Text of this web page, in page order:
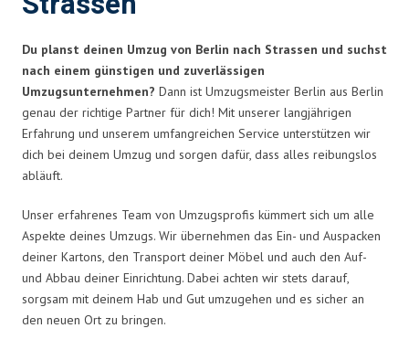
Du planst deinen Umzug von Berlin nach Strassen und suchst
nach einem günstigen und zuverlässigen
Umzugsunternehmen? Dann ist Umzugsmeister Berlin aus Berlin
genau der richtige Partner für dich! Mit unserer langjährigen
Erfahrung und unserem umfangreichen Service unterstützen wir
dich bei deinem Umzug und sorgen dafür, dass alles reibungslos
abläuft.
Unser erfahrenes Team von Umzugsprofis kümmert sich um alle
Aspekte deines Umzugs. Wir übernehmen das Ein- und Auspacken
deiner Kartons, den Transport deiner Möbel und auch den Auf-
und Abbau deiner Einrichtung. Dabei achten wir stets darauf,
sorgsam mit deinem Hab und Gut umzugehen und es sicher an
den neuen Ort zu bringen.